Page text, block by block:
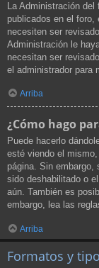
La Administración
publicados en el foro,
necesiten ser
Administración le
necesitan ser
el administrador para
Arriba
¿Cómo hago
Puede hacerlo
esté viendo el
página. Sin
sido deshabilitado o
aún. También es
embargo, lea las
Arriba
Formatos y